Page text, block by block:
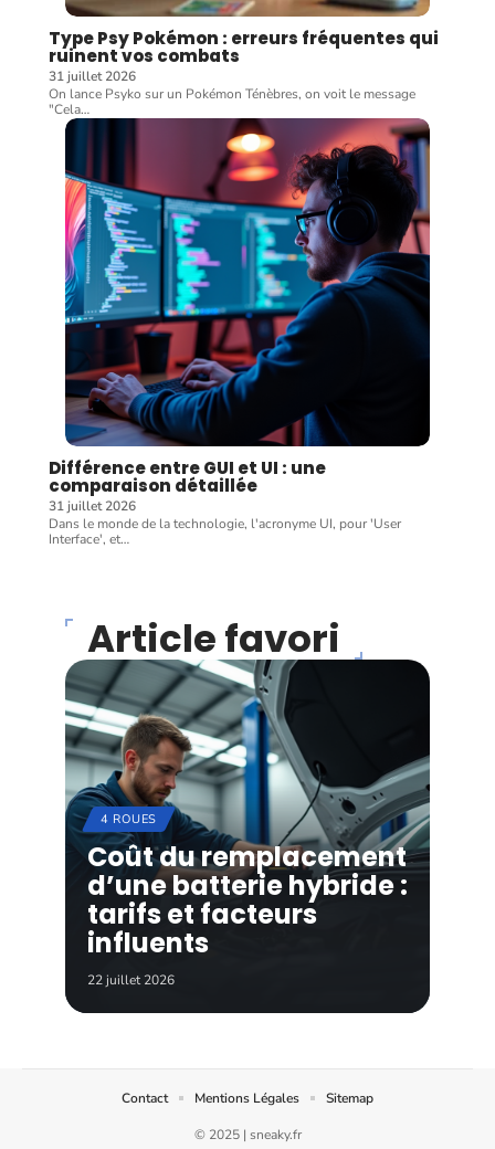
Type Psy Pokémon : erreurs fréquentes qui
ruinent vos combats
31 juillet 2026
On lance Psyko sur un Pokémon Ténèbres, on voit le message
"Cela…
Différence entre GUI et UI : une
comparaison détaillée
31 juillet 2026
Dans le monde de la technologie, l'acronyme UI, pour 'User
Interface', et…
Article favori
4 ROUES
Coût du remplacement
d’une batterie hybride :
tarifs et facteurs
influents
22 juillet 2026
© 2025 | sneaky.fr
Contact Mentions Légales Sitemap